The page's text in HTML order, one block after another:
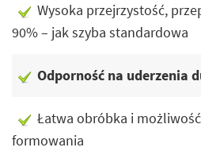
Wysoka przejrzystość,
90% – jak szyba standardowa
Odporność na uderzenia
Łatwa obróbka i
formowania